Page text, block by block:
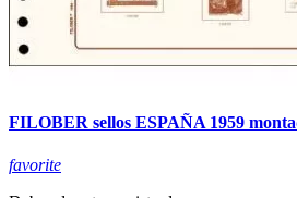
FILOBER sellos ESPAÑA 1959
favorite